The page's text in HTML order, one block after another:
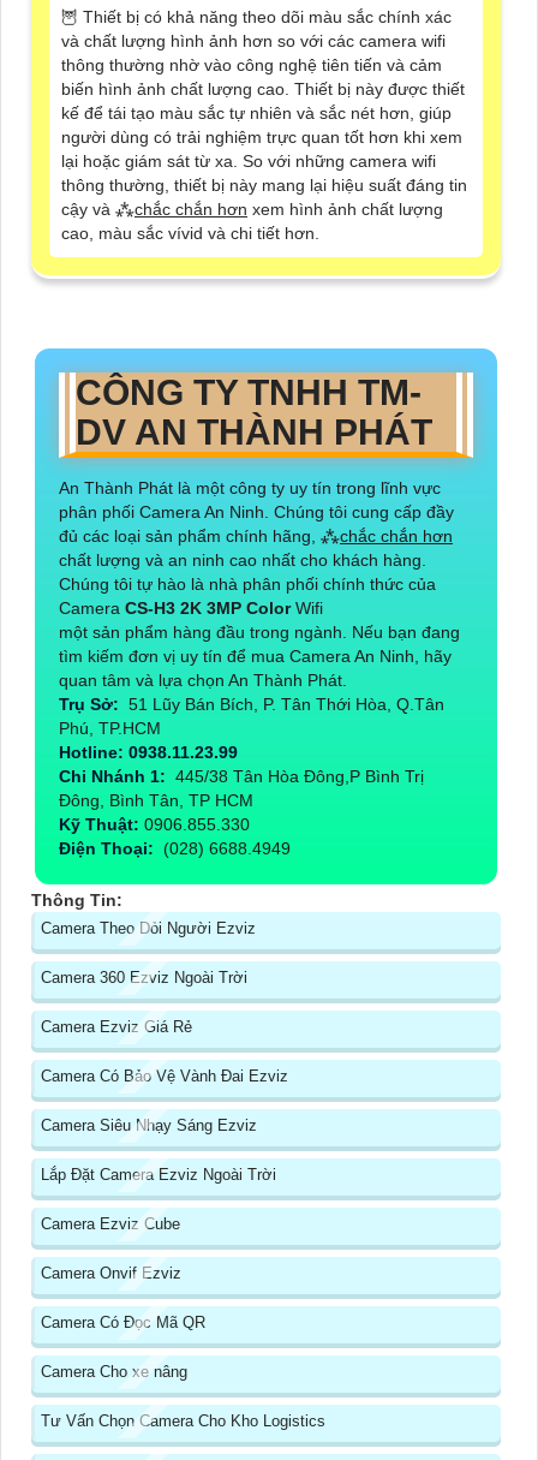
🦉 Thiết bị có khả năng theo dõi màu sắc chính xác
và chất lượng hình ảnh hơn so với các camera wifi
thông thường nhờ vào công nghệ tiên tiến và cảm
biến hình ảnh chất lượng cao. Thiết bị này được thiết
kế để tái tạo màu sắc tự nhiên và sắc nét hơn, giúp
người dùng có trải nghiệm trực quan tốt hơn khi xem
lại hoặc giám sát từ xa. So với những camera wifi
thông thường, thiết bị này mang lại hiệu suất đáng tin
cậy và ⁂chắc chắn hơn xem hình ảnh chất lượng
cao, màu sắc vívid và chi tiết hơn.
CÔNG TY TNHH TM-
DV AN THÀNH PHÁT
An Thành Phát là một công ty uy tín trong lĩnh vực
phân phối Camera An Ninh. Chúng tôi cung cấp đầy
đủ các loại sản phẩm chính hãng, ⁂chắc chắn hơn
chất lượng và an ninh cao nhất cho khách hàng.
Chúng tôi tự hào là nhà phân phối chính thức của
Camera CS-H3 2K 3MP ColorWifi
một sản phẩm hàng đầu trong ngành. Nếu bạn đang
tìm kiếm đơn vị uy tín để mua Camera An Ninh, hãy
quan tâm và lựa chọn An Thành Phát.
Trụ Sở: 51 Lũy Bán Bích, P. Tân Thới Hòa, Q.Tân
Phú, TP.HCM
Hotline: 0938.11.23.99
Chi Nhánh 1: 445/38 Tân Hòa Đông,P Bình Trị
Đông, Bình Tân, TP HCM
Kỹ Thuật: 0906.855.330
Điện Thoại: (028) 6688.4949
Thông Tin:
Camera Theo Dỏi Người Ezviz
Camera 360 Ezviz Ngoài Trời
Camera Ezviz Giá Rẻ
Camera Có Bảo Vệ Vành Đai Ezviz
Camera Siêu Nhạy Sáng Ezviz
Lắp Đặt Camera Ezviz Ngoài Trời
Camera Ezviz Cube
Camera Onvif Ezviz
Camera Có Đọc Mã QR
Camera Cho xe nâng
Tư Vấn Chọn Camera Cho Kho Logistics